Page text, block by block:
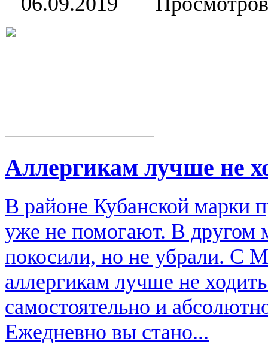
Аллергикам лучше не
В районе Кубанской марки
уже не помогают. В другом
покосили, но не убрали. С
аллергикам лучше не
самостоятельно и
Ежедневно вы стано...